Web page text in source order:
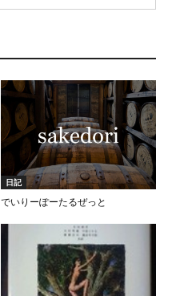
日記
でいりーぽーたるぜっと